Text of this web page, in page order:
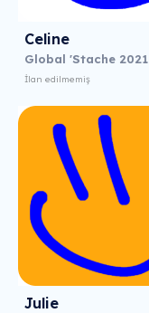
Celine
Global 'Stache 2021
İlan edilmemiş
Julie